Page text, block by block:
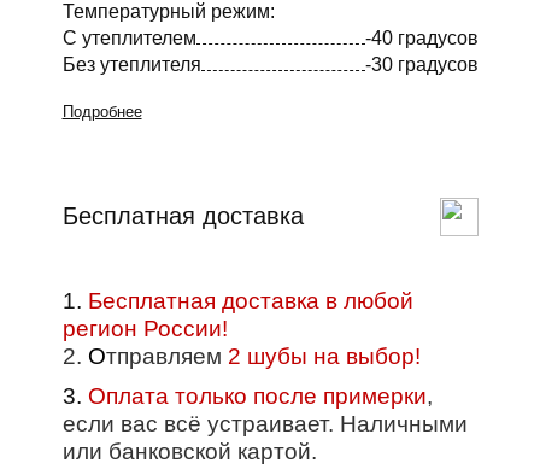
Температурный режим:
С утеплителем
-40 градусов
Без утеплителя
-30 градусов
Подробнее
Бесплатная доставка
1. Бесплатная доставка в любой
регион России!
2. Отправляем 2 шубы на выбор!
3. Оплата только после примерки,
если вас всё устраивает. Наличными
или банковской картой.